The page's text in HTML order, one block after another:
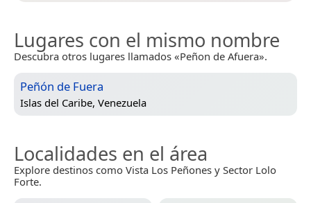
Lugares con el mismo nombre
Descubra otros lugares llamados «Peñon de Afuera».
Peñón de Fuera
Islas del Caribe, Venezuela
Localidades en el área
Explore destinos como Vista Los Peñones y Sector Lolo
Forte.